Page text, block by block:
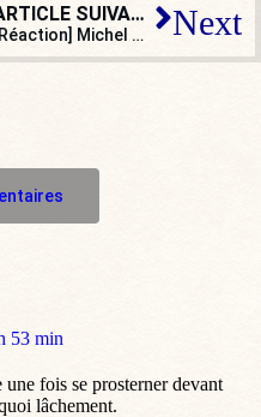
BV : c’est bon
ARTICLE SUIVANT
[Réaction] Michel Thooris : « Mes collègues de la PJ se battent pour qu’on puisse avoir encore une police efficace qui combat le crime organisé » Next
53 min
une fois se prosterner devant
lâchement.